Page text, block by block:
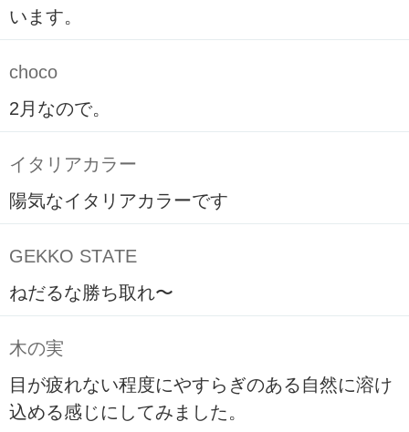
います。
choco
2月なので。
イタリアカラー
陽気なイタリアカラーです
GEKKO STATE
ねだるな勝ち取れ〜
木の実
目が疲れない程度にやすらぎのある自然に溶け
込める感じにしてみました。